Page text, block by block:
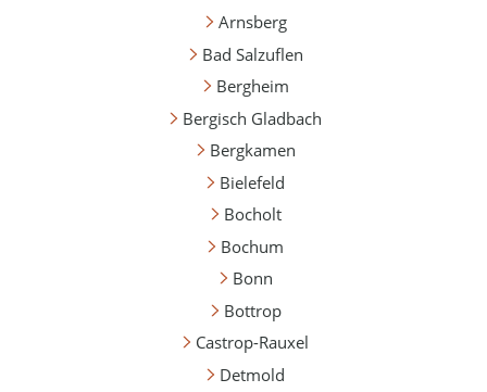
Arnsberg
Bad Salzuflen
Bergheim
Bergisch Gladbach
Bergkamen
Bielefeld
Bocholt
Bochum
Bonn
Bottrop
Castrop-Rauxel
Detmold